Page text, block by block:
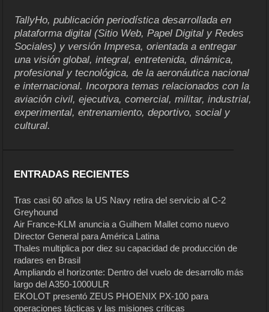
TallyHo, publicación periodística desarrollada en
plataforma digital (Sitio Web, Papel Digital y Redes
Sociales) y versión Impresa, orientada a entregar
una visión global, integral, entretenida, dinámica,
profesional y tecnológica, de la aeronáutica nacional
e internacional. Incorpora temas relacionados con la
aviación civil, ejecutiva, comercial, militar, industrial,
experimental, entrenamiento, deportivo, social y
cultural.
ENTRADAS RECIENTES
Tras casi 60 años la US Navy retira del servicio al C-2
Greyhound
Air France-KLM anuncia a Guilhem Mallet como nuevo
Director General para América Latina
Thales multiplica por diez su capacidad de producción de
radares en Brasil
Ampliando el horizonte: Dentro del vuelo de desarrollo más
largo del A350-1000ULR
EKOLOT presentó ZEUS PHOENIX PX-100 para
operaciones tácticas y las misiones críticas